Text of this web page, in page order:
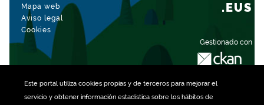
Este portal utiliza cookiespropias y de terceros para mejorar el
servicio y obtener información estadística sobre los hábitos de
Mapa web
Aviso legal
Cookies
Gestionado con
.EUS